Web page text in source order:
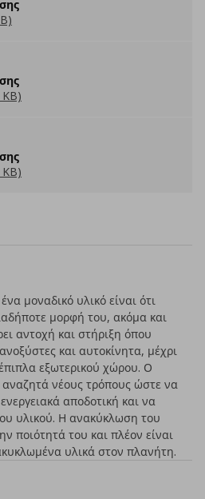
μοναδικό υλικό είναι ότι
μορφή του, ακόμα και
αντοχή και στήριξη όπου
και αυτοκίνητα, μέχρι
εξωτερικού χώρου. Ο
νέους τρόπους ώστε να
αποδοτική και να
υλικού. Η ανακύκλωση του
ποιότητά του και πλέον είναι
υλικά στον πλανήτη.